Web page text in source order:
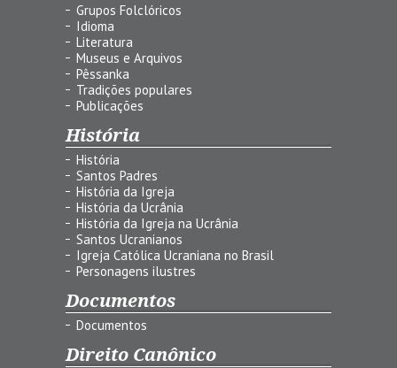
Grupos Folclóricos
Idioma
Literatura
Museus e Arquivos
Pêssanka
Tradições populares
Publicações
História
História
Santos Padres
História da Igreja
História da Ucrânia
História da Igreja na Ucrânia
Santos Ucranianos
Igreja Católica Ucraniana no Brasil
Personagens ilustres
Documentos
Documentos
Direito Canônico